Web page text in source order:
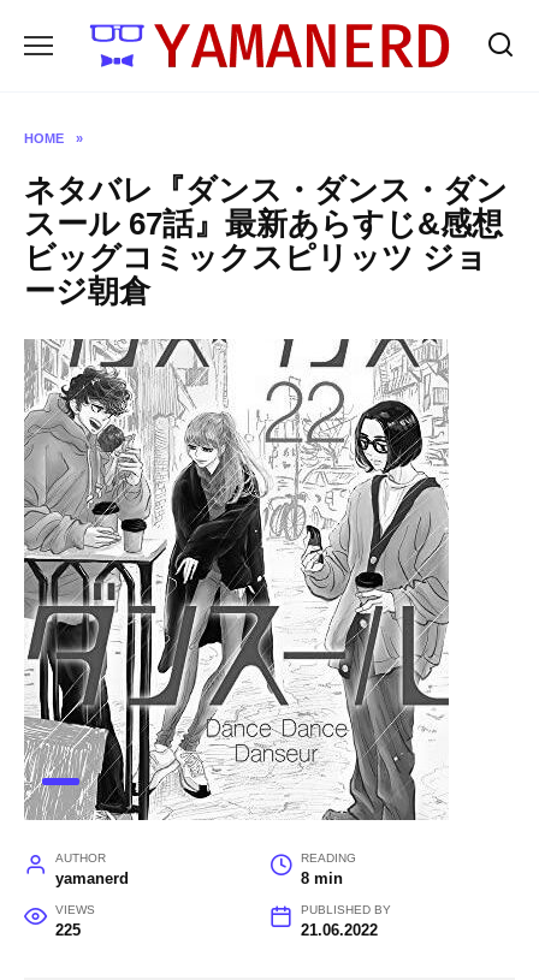
HOME »
ネタバレ『ダンス・ダンス・ダン
スール 67話』最新あらすじ&感想
ビッグコミックスピリッツ ジョ
ージ朝倉
AUTHOR
yamanerd
READING
8 min
VIEWS
225
PUBLISHED BY
21.06.2022